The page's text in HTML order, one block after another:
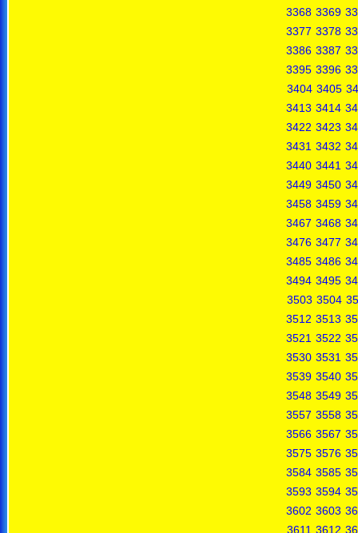
3368 3369
3377 3378
3386 3387
3395 3396
3404 3405
3413 3414
3422 3423
3431 3432
3440 3441
3449 3450
3458 3459
3467 3468
3476 3477
3485 3486
3494 3495
3503 3504
3512 3513
3521 3522
3530 3531
3539 3540
3548 3549
3557 3558
3566 3567
3575 3576
3584 3585
3593 3594
3602 3603
3611 3612